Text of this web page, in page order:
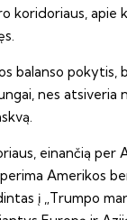
koridoriaus, apie
balanso
nes atsiveria
einančią per
Amerikos
į „Trumpo